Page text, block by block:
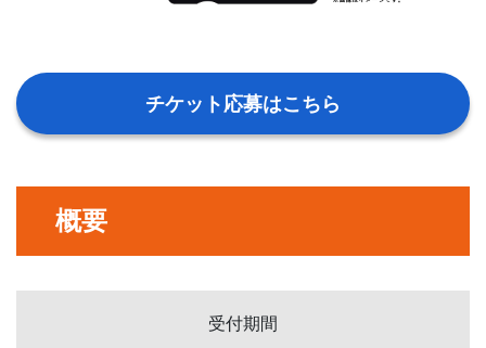
チケット応募はこちら
概要
受付期間